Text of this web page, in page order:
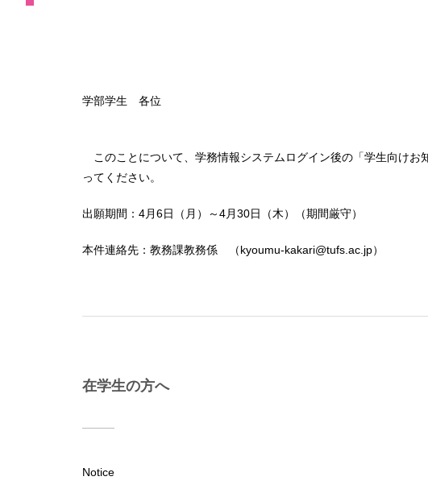
学部学生 各位
このことについて、学務情報システムログイン後の「学生向け
ってください。
出願期間：4月6日（月）～4月30日（木）（期間厳守）
本件連絡先：教務課教務係 （kyoumu-kakari@tufs.ac.jp）
在学生の方へ
Notice